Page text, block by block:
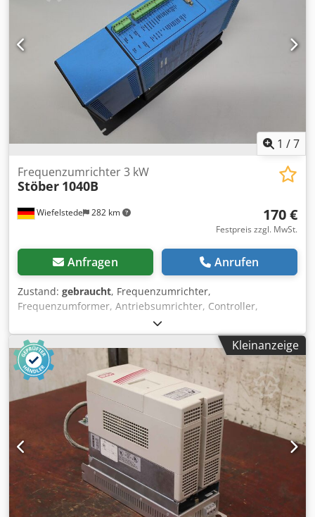
1 /7
Wiefelstede 282 km
Frequenzumrichter 3 kW
Stöber 1040B
170 €
Festpreis zzgl. MwSt.
Anfragen Anrufen
Zustand: gebraucht, Frequenzumrichter,
Frequenzumformer, Antriebsumrichter, Controller,
Variable Speed Drive -Leistung: -Eingang: 3x 400 V - 50/60
Hz -Ausgang: Hertz 0-150 Hz max. 4 kVA -Abmessungen:
400/100/H265 mm -Gewicht: 7,6 kg Dedpfx Ajd Dh A
Dekrock
Kleinanzeige